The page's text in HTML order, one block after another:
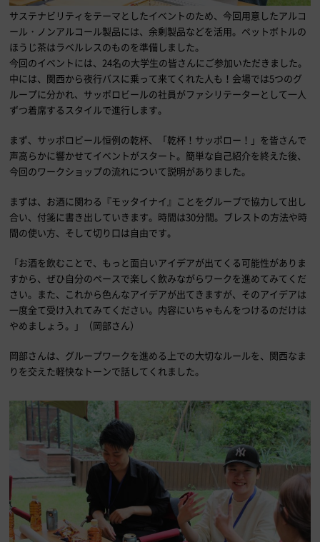
サステナビリティをテーマとしたイベントのため、今回用意したアルコ
ール・ノンアルコール製品には、余剰製品などを活用。ペットボトルの
ほうじ茶はラベルレスのものを準備しました。
今回のイベントには、24名の大学生の皆さんにご参加いただきました。
中には、関西から夜行バスに乗って来てくれた人も！会場では5つのグ
ループに分かれ、サッポロビールの社員がファシリテーターとして一人
ずつ着席するスタイルで進行します。
まず、サッポロビール恒例の乾杯、「乾杯！サッポロー！」を皆さんで
声高らかに響かせてイベントがスタート。簡単な自己紹介を終えた後、
今回のワークショップの流れについて説明がありました。
まずは、お酒に関わる『モッタイナイ』ことをグループで協力して出し
合い、付箋に書き出していきます。時間は30分間。ブレストの方法や時
間の使い方、そして切り口は自由です。
「お酒を飲むことで、もっと面白いアイデアが出てくる可能性がありま
すから、ぜひ自分のペースで楽しく飲みながらワークを進めてみてくだ
さい。また、これから色んなアイデアが出てきますが、そのアイデアは
一度全て受け入れてみてください。内容にいちゃもんをつけるのだけは
やめましょう。」（岡部さん）
岡部さんは、グループワークを進める上での大切なルールを、関西なま
りを交えた軽快なトーンで話してくれました。